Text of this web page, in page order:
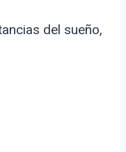
del sueño,